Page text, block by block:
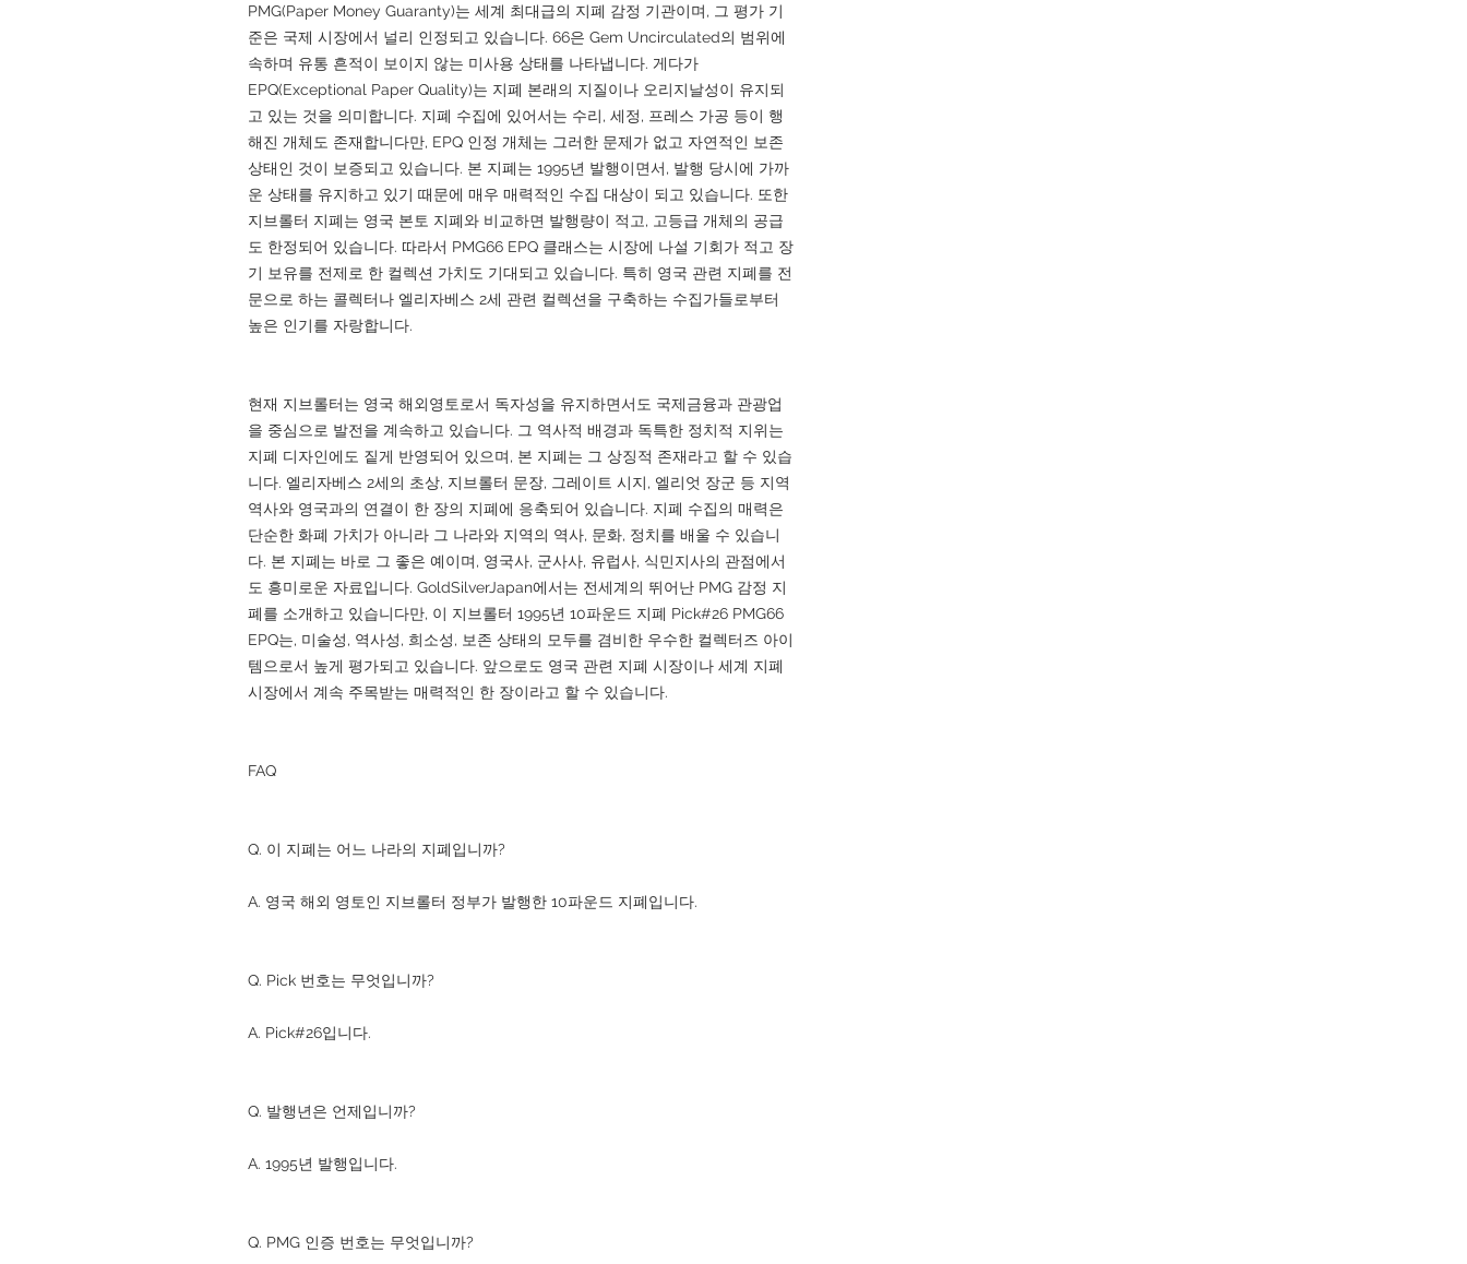
PMG(Paper Money Guaranty)는 세계 최대급의 지폐 감정 기관이며, 그 평가 기
준은 국제 시장에서 널리 인정되고 있습니다. 66은 Gem Uncirculated의 범위에
속하며 유통 흔적이 보이지 않는 미사용 상태를 나타냅니다. 게다가
EPQ(Exceptional Paper Quality)는 지폐 본래의 지질이나 오리지날성이 유지되
고 있는 것을 의미합니다. 지폐 수집에 있어서는 수리, 세정, 프레스 가공 등이 행
해진 개체도 존재합니다만, EPQ 인정 개체는 그러한 문제가 없고 자연적인 보존
상태인 것이 보증되고 있습니다. 본 지폐는 1995년 발행이면서, 발행 당시에 가까
운 상태를 유지하고 있기 때문에 매우 매력적인 수집 대상이 되고 있습니다. 또한
지브롤터 지폐는 영국 본토 지폐와 비교하면 발행량이 적고, 고등급 개체의 공급
도 한정되어 있습니다. 따라서 PMG66 EPQ 클래스는 시장에 나설 기회가 적고 장
기 보유를 전제로 한 컬렉션 가치도 기대되고 있습니다. 특히 영국 관련 지폐를 전
문으로 하는 콜렉터나 엘리자베스 2세 관련 컬렉션을 구축하는 수집가들로부터
높은 인기를 자랑합니다.
현재 지브롤터는 영국 해외영토로서 독자성을 유지하면서도 국제금융과 관광업
을 중심으로 발전을 계속하고 있습니다. 그 역사적 배경과 독특한 정치적 지위는
지폐 디자인에도 짙게 반영되어 있으며, 본 지폐는 그 상징적 존재라고 할 수 있습
니다. 엘리자베스 2세의 초상, 지브롤터 문장, 그레이트 시지, 엘리엇 장군 등 지역
역사와 영국과의 연결이 한 장의 지폐에 응축되어 있습니다. 지폐 수집의 매력은
단순한 화폐 가치가 아니라 그 나라와 지역의 역사, 문화, 정치를 배울 수 있습니
다. 본 지폐는 바로 그 좋은 예이며, 영국사, 군사사, 유럽사, 식민지사의 관점에서
도 흥미로운 자료입니다. GoldSilverJapan에서는 전세계의 뛰어난 PMG 감정 지
폐를 소개하고 있습니다만, 이 지브롤터 1995년 10파운드 지폐 Pick#26 PMG66
EPQ는, 미술성, 역사성, 희소성, 보존 상태의 모두를 겸비한 우수한 컬렉터즈 아이
템으로서 높게 평가되고 있습니다. 앞으로도 영국 관련 지폐 시장이나 세계 지폐
시장에서 계속 주목받는 매력적인 한 장이라고 할 수 있습니다.
FAQ
Q. 이 지폐는 어느 나라의 지폐입니까?
A. 영국 해외 영토인 지브롤터 정부가 발행한 10파운드 지폐입니다.
Q. Pick 번호는 무엇입니까?
A. Pick#26입니다.
Q. 발행년은 언제입니까?
A. 1995년 발행입니다.
Q. PMG 인증 번호는 무엇입니까?